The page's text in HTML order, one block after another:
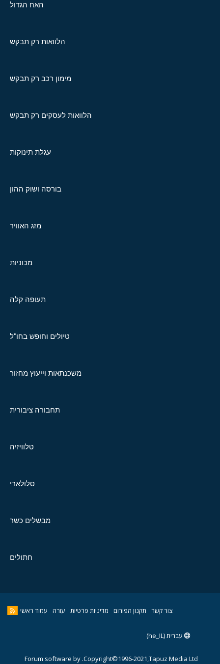
האח הגדול
הלוואות רק תבקש
מימון רכב רק תבקש
הלוואות לעסקים רק תבקש
עגלת תינוקות
בורסה ושוק ההון
מזג האוויר
מכוניות
תעופה קלה
טיולים וחופש בחו"ל
משכנתאות וייעוץ מחזור
תחבורה ציבורית
טלוויזיה
סלולארי
מבשלים כשר
חתולים
צור קשר תקנון הפורום מדיניות פרטיות עזרה עמוד ראשי
עברית (he_IL)
Copyright©1996-2021,Tapuz Media Ltd.
Forum software by